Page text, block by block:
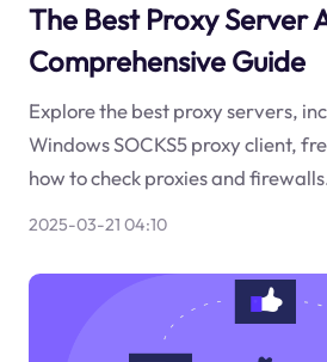
The Best Proxy Server
Comprehensive Guide
Explore the best proxy servers,
Windows SOCKS5 proxy client,
how to check proxies and
2025-03-21 04:10